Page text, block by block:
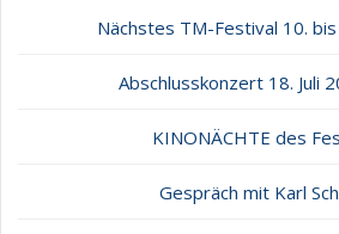
Nächstes TM-Festival 10. bis
Abschlusskonzert 18. Juli
KINONÄCHTE des
Gespräch mit Karl